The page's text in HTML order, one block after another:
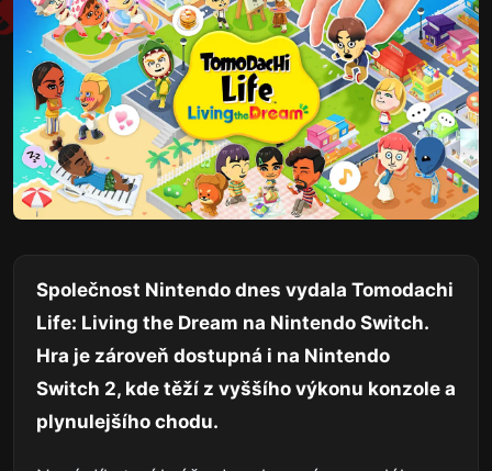
Společnost Nintendo dnes vydala Tomodachi
Life: Living the Dream na Nintendo Switch.
Hra je zároveň dostupná i na Nintendo
Switch 2, kde těží z vyššího výkonu konzole a
plynulejšího chodu.